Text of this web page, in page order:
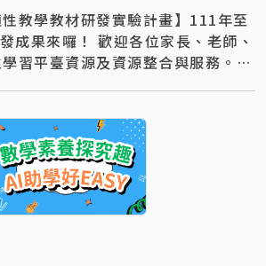
性教學教材研發實驗計畫】111年至
成果來囉！ 歡迎各位家長、老師、
習平臺資源及資源整合與服務。